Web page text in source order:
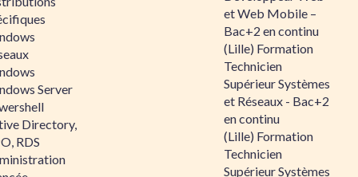
Server
Directory,
RDS
et Web Mobile –
Bac+2 en continu
(Lille) Formation
Technicien
Supérieur Systèmes
et Réseaux - Bac+2
en continu
(Lille) Formation
Technicien
Supérieur Systèmes